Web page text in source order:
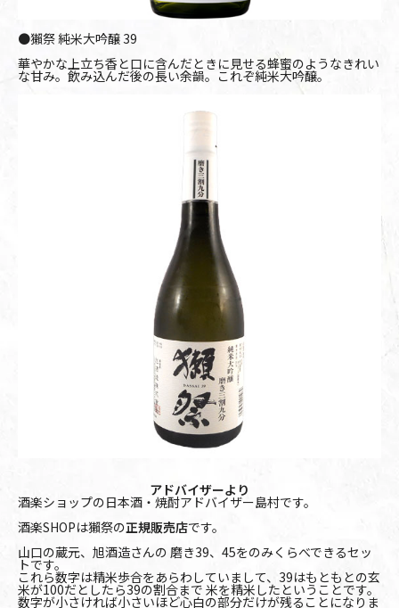
●獺祭 純米大吟醸 39
華やかな上立ち香と口に含んだときに見せる蜂蜜のようなきれい
な甘み。飲み込んだ後の長い余韻。これぞ純米大吟醸。
アドバイザーより
酒楽ショップの日本酒・焼酎アドバイザー島村です。
酒楽SHOPは獺祭の正規販売店です。
山口の蔵元、旭酒造さんの 磨き39、45をのみくらべできるセッ
トです。
これら数字は精米歩合をあらわしていまして、39はもともとの玄
米が100だとしたら39の割合まで 米を精米したということです。
数字が小さければ小さいほど心白の部分だけが残ることになりま